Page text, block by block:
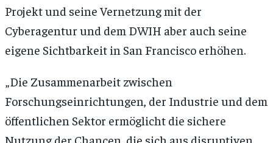
Projekt und seine Vernetzung mit der
Cyberagentur und dem DWIH aber auch seine
eigene Sichtbarkeit in San Francisco erhöhen.
„Die Zusammenarbeit zwischen
Forschungseinrichtungen, der Industrie und dem
öffentlichen Sektor ermöglicht die sichere
Nutzung der Chancen, die sich aus disruptiven